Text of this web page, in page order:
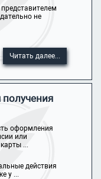
не
Читать далее...
оформления
или
...
действия
у ...